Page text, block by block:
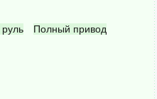
Полный привод